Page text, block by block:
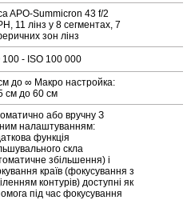
APO-Summicron 43 f/2
11 лінз у 8 сегментах, 7
зон лінз
100 - ISO 100 000
до ∞ Макро настройка:
см до 60 см
або вручну З
налаштуванням:
функція
скла
збільшення) і
країв (фокусування з
контурів) доступні як
під час фокусування